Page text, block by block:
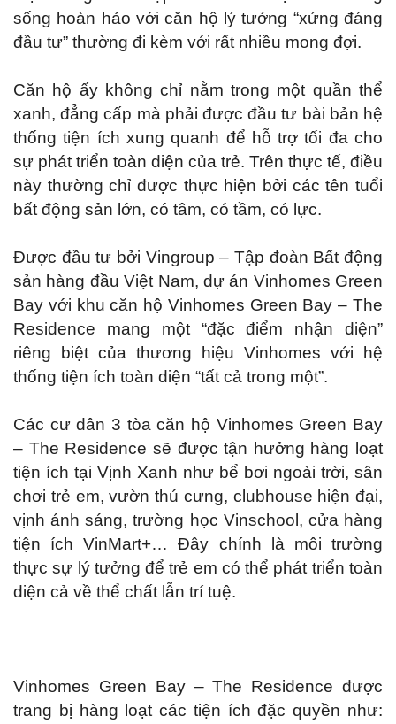
sống hoàn hảo với căn hộ lý tưởng “xứng đáng
đầu tư” thường đi kèm với rất nhiều mong đợi.
Căn hộ ấy không chỉ nằm trong một quần thể
xanh, đẳng cấp mà phải được đầu tư bài bản hệ
thống tiện ích xung quanh để hỗ trợ tối đa cho
sự phát triển toàn diện của trẻ. Trên thực tế, điều
này thường chỉ được thực hiện bởi các tên tuổi
bất động sản lớn, có tâm, có tầm, có lực.
Được đầu tư bởi Vingroup – Tập đoàn Bất động
sản hàng đầu Việt Nam, dự án Vinhomes Green
Bay với khu căn hộ Vinhomes Green Bay – The
Residence mang một “đặc điểm nhận diện”
riêng biệt của thương hiệu Vinhomes với hệ
thống tiện ích toàn diện “tất cả trong một”.
Các cư dân 3 tòa căn hộ Vinhomes Green Bay
– The Residence sẽ được tận hưởng hàng loạt
tiện ích tại Vịnh Xanh như bể bơi ngoài trời, sân
chơi trẻ em, vườn thú cưng, clubhouse hiện đại,
vịnh ánh sáng, trường học Vinschool, cửa hàng
tiện ích VinMart+… Đây chính là môi trường
thực sự lý tưởng để trẻ em có thể phát triển toàn
diện cả về thể chất lẫn trí tuệ.
Vinhomes Green Bay – The Residence được
trang bị hàng loạt các tiện ích đặc quyền như: